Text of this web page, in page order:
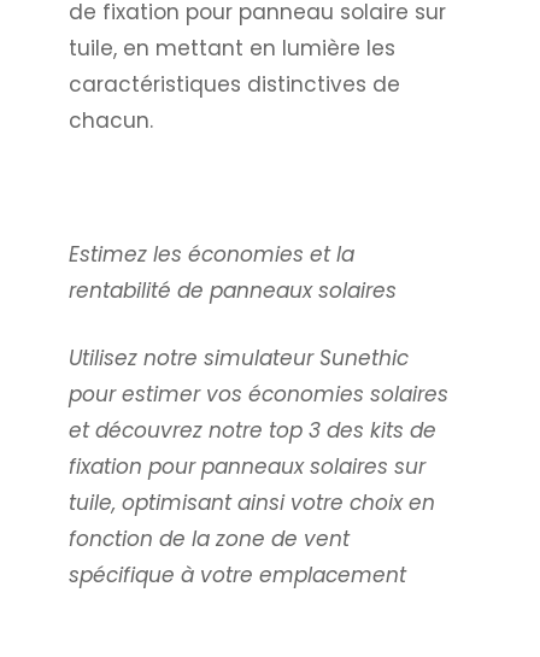
de fixation pour panneau solaire sur
tuile, en mettant en lumière les
caractéristiques distinctives de
chacun.
Estimez les économies et la
rentabilité de panneaux solaires
Utilisez notre simulateur Sunethic
pour estimer vos économies solaires
et découvrez notre top 3 des kits de
fixation pour panneaux solaires sur
tuile, optimisant ainsi votre choix en
fonction de la zone de vent
spécifique à votre emplacement